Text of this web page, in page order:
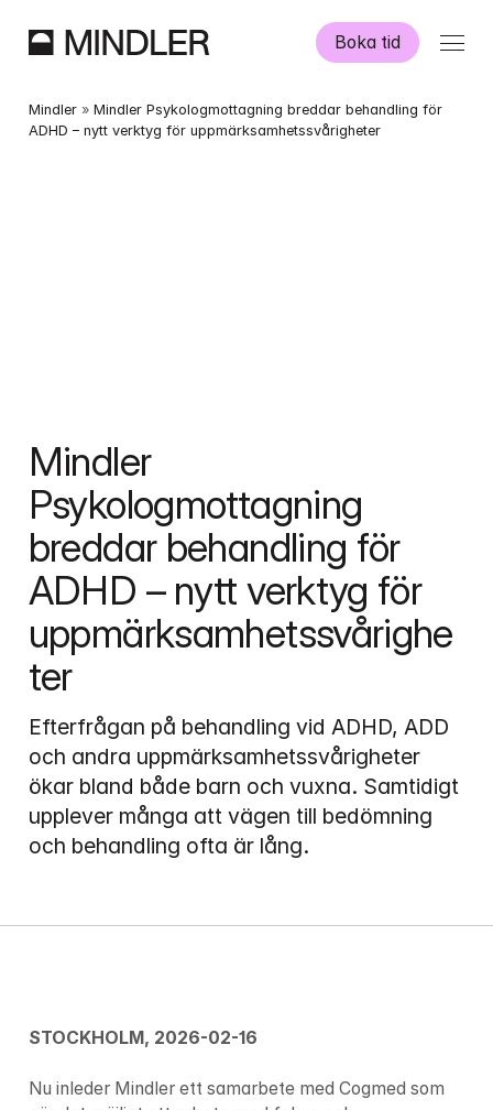
Boka tid
Våra psykologer
Mindler » Mindler Psykologmottagning breddar behandling för
ADHD – nytt verktyg för uppmärksamhetssvårigheter
Mindler
Psykologmottagning
breddar behandling för
ADHD – nytt verktyg för
uppmärksamhetssvårighe
ter
Efterfrågan på behandling vid ADHD, ADD
och andra uppmärksamhetssvårigheter
ökar bland både barn och vuxna. Samtidigt
upplever många att vägen till bedömning
STOCKHOLM, 2026-02-16
Nu inleder Mindler ett samarbete med Cogmed som